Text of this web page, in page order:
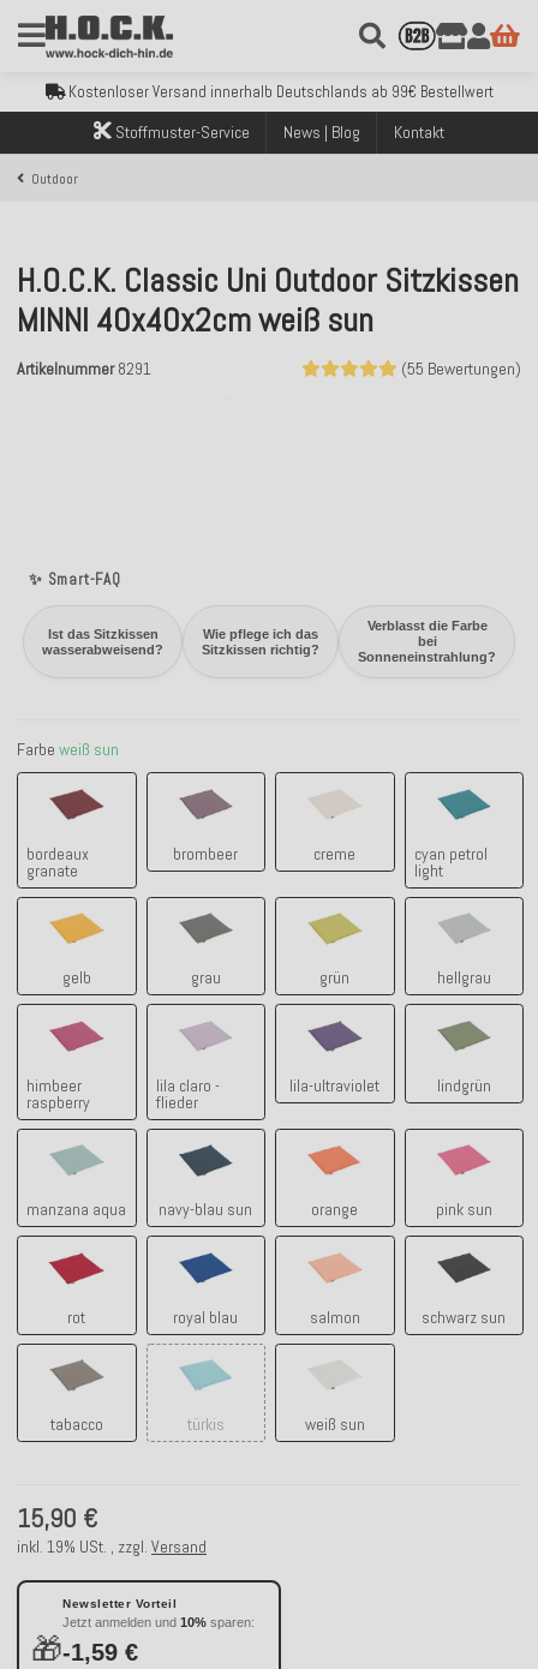
Über 120.000 erfolgreich versendete Bestellungen
Sicher bezahlen mit Klarna, PayPal & Amazon Pay
Über 120.000 erfolgreich versendete Bestellungen
Sicher bezahlen mit Klarna, PayPal & Amazon Pay
Kostenloser Versand innerhalb Deutschlands ab 99€ Bestellwert
Stoffmuster-Service News | Blog Kontakt
Outdoor
✨ Smart-FAQ
Ist das Sitzkissen
wasserabweisend?
Wie pflege ich das
Sitzkissen richtig?
Verblasst die Farbe
bei
Sonneneinstrahlung?
H.O.C.K. Classic Uni Outdoor Sitzkissen
MINNI 40x40x2cm weiß sun
(55 Bewertungen)
Artikelnummer 8291
Farbe weiß sun
bordeaux
granate
bordeaux granate
brombeer
brombeer
creme cyan petrol
light
cyan
gelb
gelb
grau
grau
grün
grün
hellgrau
hellgrau
himbeer
raspberry
himbeer raspberry
lila claro -
flieder
lila claro - flieder
lila-ultraviolet
lila-ultraviolet
lindgrün
lindgrün
manzana aqua
manzana aqua
navy-blau sun
navy-blau sun
orange pink sun
pink sun
rot
rot
royal blau
royal blau
salmon
salmon
schwarz sun
schwarz
tabacco
tabacco
türkis
türkis
weiß sun
15,90 €
inkl. 19% USt. , zzgl. Versand
🎁
Newsletter Vorteil
Jetzt anmelden und 10% sparen:
-1,59 €